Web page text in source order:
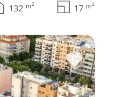
132 m2 17 m2
♥